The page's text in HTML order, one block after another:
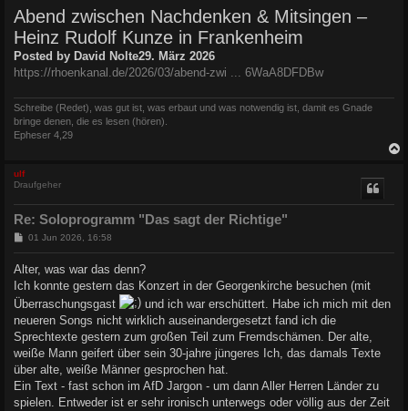
t
a
g
Abend zwischen Nachdenken & Mitsingen –
Heinz Rudolf Kunze in Frankenheim
Posted by David Nolte29. März 2026
https://rhoenkanal.de/2026/03/abend-zwi ... 6WaA8DFDBw
Schreibe (Redet), was gut ist, was erbaut und was notwendig ist, damit es Gnade
bringe denen, die es lesen (hören).
Epheser 4,29
ulf
Draufgeher
Re: Soloprogramm "Das sagt der Richtige"
B
t
r
g
01 Jun 2026, 16:58
Alter, was war das denn?
Ich konnte gestern das Konzert in der Georgenkirche besuchen (mit
Überraschungsgast
und ich war erschüttert. Habe ich mich mit den
neueren Songs nicht wirklich auseinandergesetzt fand ich die
Sprechtexte gestern zum großen Teil zum Fremdschämen. Der alte,
weiße Mann geifert über sein 30-jahre jüngeres Ich, das damals Texte
über alte, weiße Männer gesprochen hat.
Ein Text - fast schon im AfD Jargon - um dann Aller Herren Länder zu
spielen. Entweder ist er sehr ironisch unterwegs oder völlig aus der Zeit